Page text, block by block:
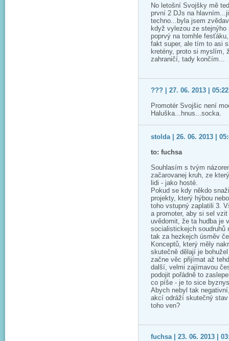
No letošní Svojšky mě
první 2 DJs na
techno...byla jsem
když vylezou ze
poprvý na tomhle
fakt super, ale tím to asi
kretény, proto si myslím,
zahraničí, tady končím...
??? | 27. 06. 2013 |
Promotér Svojšic není
Haluška...hnus...socka.
stolda | 26. 06. 2013 |
to: fuchsa
Souhlasím s tvým
začarovanej kruh, ze
lidi - jako hosté.
Pokud se kdy někdo
projekty, který hýbou
toho vstupný zaplatili 3.
a promoter, aby si sel
uvědomit, že ta hudba je
socialistickejch soudruhů
tak za hezkejch úsměv
Konceptů, který měly
skutečně dělají je
začne věc přijímat až
další, velmi zajímavou
podojit pořádně to
co píše - je to sice
Abych nebyl tak
akcí odráží skutečný
toho ven?
fuchsa | 23. 06. 2013 |